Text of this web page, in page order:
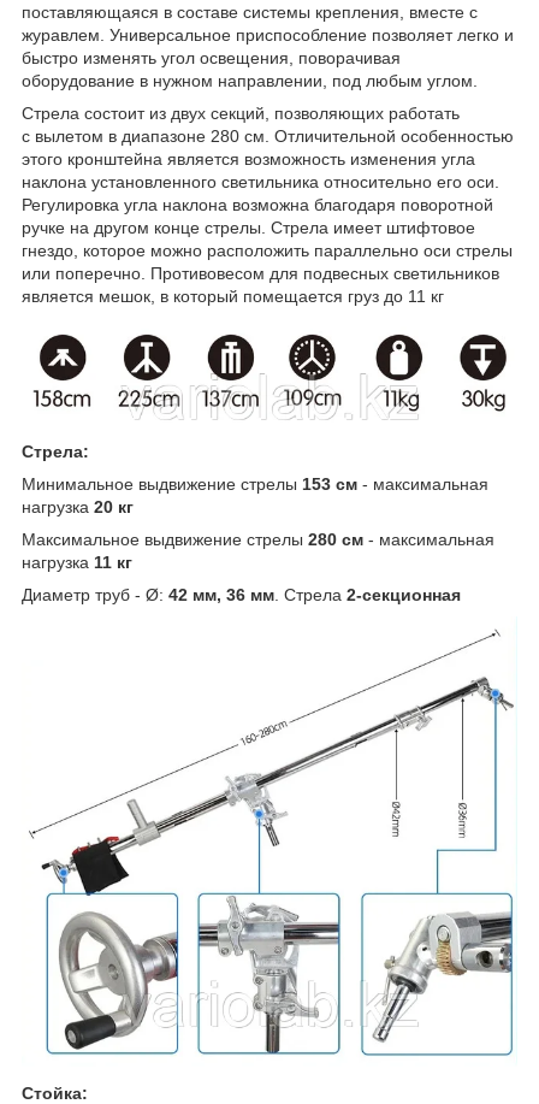
поставляющаяся в составе системы крепления, вместе с
журавлем. Универсальное приспособление позволяет легко и
быстро изменять угол освещения, поворачивая
оборудование в нужном направлении, под любым углом.
Стрела состоит из двух секций, позволяющих работать
с вылетом в диапазоне 280 см. Отличительной особенностью
этого кронштейна является возможность изменения угла
наклона установленного светильника относительно его оси.
Регулировка угла наклона возможна благодаря поворотной
ручке на другом конце стрелы. Стрела имеет штифтовое
гнездо, которое можно расположить параллельно оси стрелы
или поперечно. Противовесом для подвесных светильников
является мешок, в который помещается груз до 11 кг
Стрела:
Минимальное выдвижение стрелы 153 см - максимальная
нагрузка 20 кг
Максимальное выдвижение стрелы 280 см - максимальная
нагрузка 11 кг
Диаметр труб - Ø: 42 мм, 36 мм. Стрела 2-секционная
Стойка: